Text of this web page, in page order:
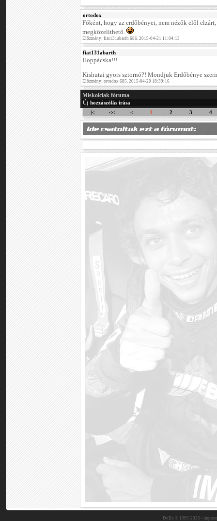
ortodox
Főként, hogy az erdőbényei, nem nézők elől
megközelíthető.
Előzmény: fiat131abarth 686. 2015-04-21 11:04:13
fiat131abarth
Hoppácska!!!
Kishutai gyors sztornó?! Mondjuk Erdőbénye
Előzmény: ortodox 685. 2015-04-20 18:39:16
Miskolciak fóruma
Új hozzászólás írása
|<
<< < 1 2 3 4
DuEn © 1999-2026 •